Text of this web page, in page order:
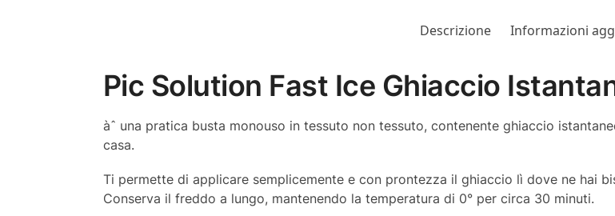
Descrizione Informazioni
Pic Solution Fast Ice Ghiaccio
àˆ una pratica busta monouso in tessuto non tessuto, contenente ghiaccio
casa.
Ti permette di applicare semplicemente e con prontezza il ghiaccio lì dove ne hai
Conserva il freddo a lungo, mantenendo la temperatura di 0° per circa 30 minuti.